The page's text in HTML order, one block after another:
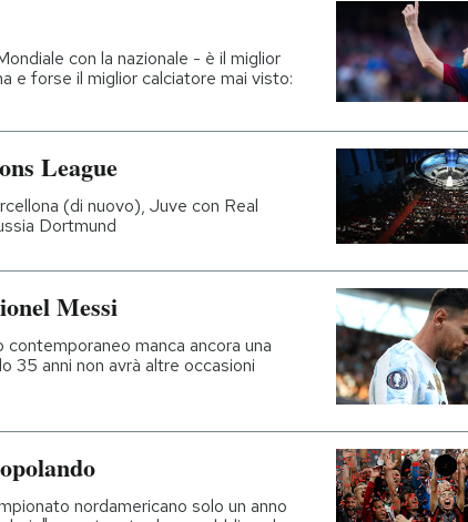
con la nazionale - è il miglior
e forse il miglior calciatore mai visto:
League
(di nuovo), Juve con Real
Dortmund
Messi
manca ancora una
35 anni non avrà altre occasioni
nordamericano solo un anno